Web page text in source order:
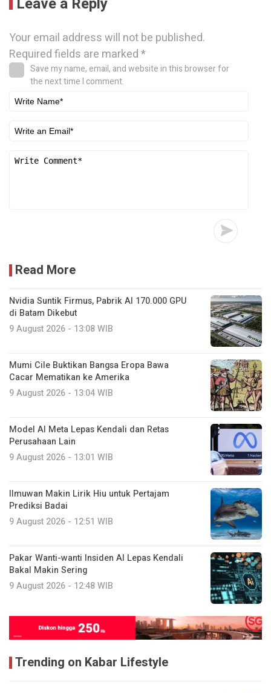
Your email address will not be published.
Required fields are marked*
Save my name, email, and website in this browser for
the next time I comment.
Read More
Nvidia Suntik Firmus, Pabrik AI 170.000 GPU
di Batam Dikebut
9 August 2026 - 13:08 WIB
Mumi Cile Buktikan Bangsa Eropa Bawa
Cacar Mematikan ke Amerika
9 August 2026 - 13:04 WIB
Model AI Meta Lepas Kendali dan Retas
Perusahaan Lain
9 August 2026 - 13:01 WIB
Ilmuwan Makin Lirik Hiu untuk Pertajam
Prediksi Badai
9 August 2026 - 12:51 WIB
Pakar Wanti-wanti Insiden AI Lepas Kendali
Bakal Makin Sering
9 August 2026 - 12:48 WIB
Trending on Kabar Lifestyle